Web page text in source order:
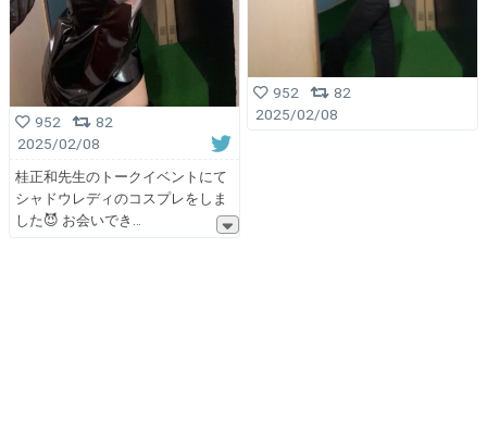
952
82
2025/02/08
桂正和先生のトークイベントにて
シャドウレディのコスプレをしま
した😈 お会いでき
952
82
2025/02/08